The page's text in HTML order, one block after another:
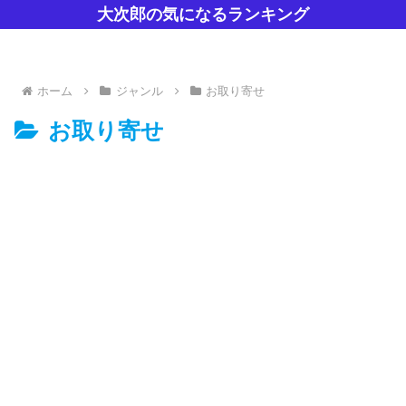
大次郎の気になるランキング
ホーム ジャンル お取り寄せ
お取り寄せ